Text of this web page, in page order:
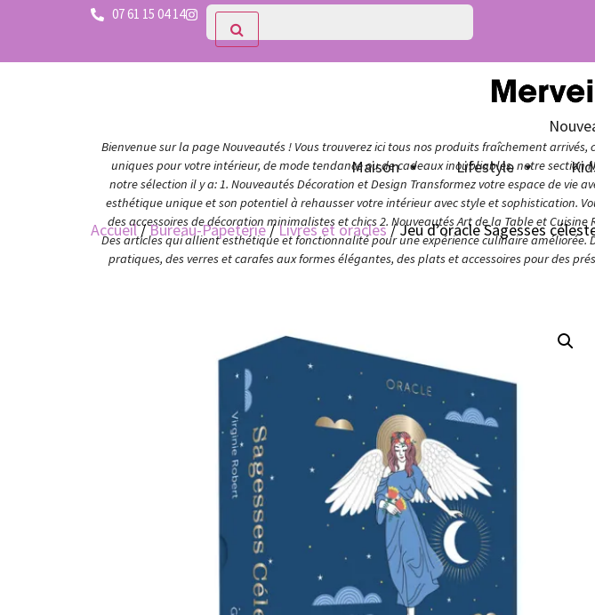
07 61 15 04 14
Bienvenue sur la page Nouveautés ! Vous trouverez ici tous nos produits fraîchement
uniques pour votre intérieur, de mode tendance ou de cadeaux inoubliables, notre
notre sélection il y a: 1. Nouveautés Décoration et Design Transformez votre espace de vie
esthétique unique et son potentiel à rehausser votre intérieur avec style et sophistication.
des accessoires de décoration minimalistes et chics 2. Nouveautés Art de la Table et
Des articles qui allient esthétique et fonctionnalité pour une expérience culinaire améliorée.
pratiques, des verres et carafes aux formes élégantes, des plats et accessoires pour des
Maison Lifestyle
Accueil/Bureau-Papeterie/Livres et oracles/ Jeu d’oracle Sagesses